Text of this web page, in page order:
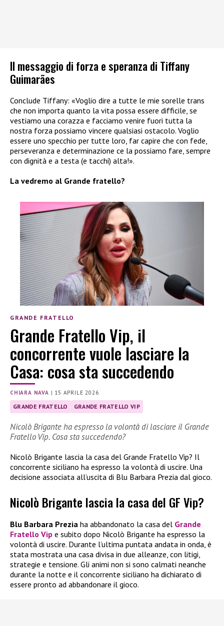
Il messaggio di forza e speranza di Tiffany
Guimarães
Conclude Tiffany: «Voglio dire a tutte le mie sorelle trans
che non importa quanto la vita possa essere difficile, se
vestiamo una corazza e facciamo venire fuori tutta la
nostra forza possiamo vincere qualsiasi ostacolo. Voglio
essere uno specchio per tutte loro, far capire che con fede,
perseveranza e determinazione ce la possiamo fare, sempre
con dignità e a testa (e tacchi) alta!».
La vedremo al Grande fratello?
GRANDE FRATELLO
Grande Fratello Vip, il
concorrente vuole lasciare la
Casa: cosa sta succedendo
CHIARA NAVA | 15 APRILE 2026
GRANDE FRATELLO GRANDE FRATELLO VIP
Nicolò Brigante ha espresso la volontà di lasciare il Grande
Fratello Vip. Cosa sta succedendo?
Nicolò Brigante lascia la casa del Grande Fratello Vip? Il
concorrente siciliano ha espresso la volontà di uscire. Una
decisione associata all’uscita di Blu Barbara Prezia dal gioco.
Nicolò Brigante lascia la casa del GF Vip?
Blu Barbara Prezia ha abbandonato la casa del Grande
Fratello Vip e subito dopo Nicolò Brigante ha espresso la
volontà di uscire. Durante l’ultima puntata andata in onda, è
stata mostrata una casa divisa in due alleanze, con litigi,
strategie e tensione. Gli animi non si sono calmati neanche
durante la notte e il concorrente siciliano ha dichiarato di
essere pronto ad abbandonare il gioco.